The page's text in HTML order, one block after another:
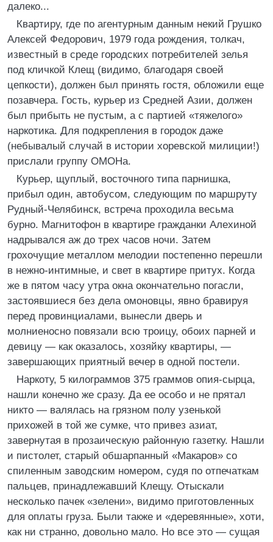
далеко...
Квартиру, где по агентурным данным некий Грушко
Алексей Федорович, 1979 года рождения, толкач,
известный в среде городских потребителей зелья
под кличкой Клещ (видимо, благодаря своей
цепкости), должен был принять гостя, обложили еще
позавчера. Гость, курьер из Средней Азии, должен
был прибыть не пустым, а с партией «тяжелого»
наркотика. Для подкрепления в городок даже
(небывалый случай в истории хоревской милиции!)
прислали группу ОМОНа.
Курьер, щуплый, восточного типа парнишка,
прибыл один, автобусом, следующим по маршруту
Рудный-Челябинск, встреча проходила весьма
бурно. Магнитофон в квартире гражданки Алехиной
надрывался аж до трех часов ночи. Затем
грохочущие металлом мелодии постепенно перешли
в нежно-интимные, и свет в квартире притух. Когда
же в пятом часу утра окна окончательно погасли,
застоявшиеся без дела омоновцы, явно бравируя
перед провинциалами, вынесли дверь и
молниеносно повязали всю троицу, обоих парней и
девицу — как оказалось, хозяйку квартиры, —
завершающих приятный вечер в одной постели.
Наркоту, 5 килограммов 375 граммов опия-сырца,
нашли конечно же сразу. Да ее особо и не прятал
никто — валялась на грязном полу узенькой
прихожей в той же сумке, что привез азиат,
завернутая в прозаическую районную газетку. Нашли
и пистолет, старый обшарпанный «Макаров» со
спиленным заводским номером, судя по отпечаткам
пальцев, принадлежавший Клещу. Отыскали
несколько пачек «зелени», видимо приготовленных
для оплаты груза. Были также и «деревянные», хоти,
как ни странно, довольно мало. Но все это — сущая